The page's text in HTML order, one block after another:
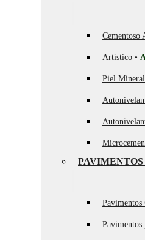
Cementoso
Artístico •
Piel Mineral
Pavimentos
Pavimentos